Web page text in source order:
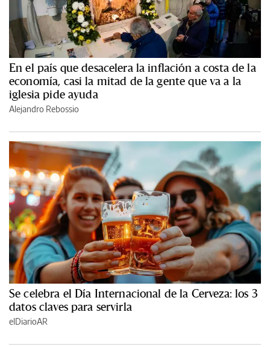
En el país que desacelera la inflación a costa de la
economía, casi la mitad de la gente que va a la
iglesia pide ayuda
Alejandro Rebossio
Se celebra el Día Internacional de la Cerveza: los 3
datos claves para servirla
elDiarioAR